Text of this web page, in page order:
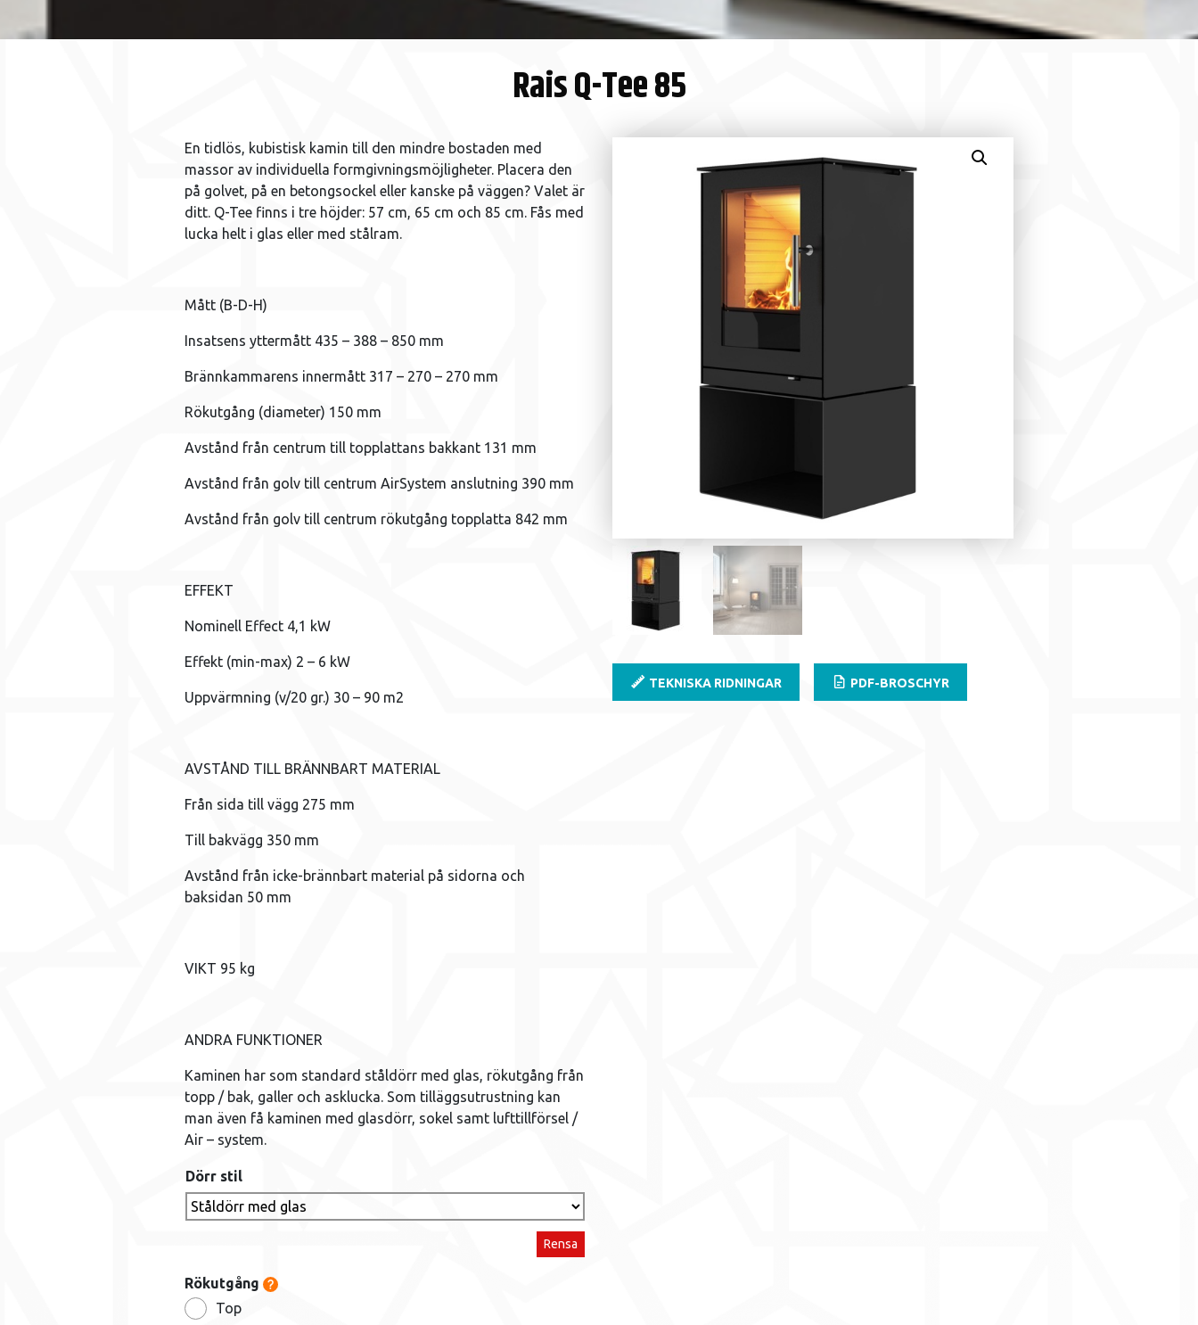
Rais Q-Tee 85
TEKNISKA RIDNINGAR PDF-BROSCHYR
En tidlös, kubistisk kamin till den mindre bostaden med
massor av individuella formgivningsmöjligheter. Placera den
på golvet, på en betongsockel eller kanske på väggen? Valet är
ditt. Q-Tee finns i tre höjder: 57 cm, 65 cm och 85 cm. Fås med
lucka helt i glas eller med stålram.
Mått (B-D-H)
Insatsens yttermått 435 – 388 – 850 mm
Brännkammarens innermått 317 – 270 – 270 mm
Rökutgång (diameter) 150 mm
Avstånd från centrum till topplattans bakkant 131 mm
Avstånd från golv till centrum AirSystem anslutning 390 mm
Avstånd från golv till centrum rökutgång topplatta 842 mm
EFFEKT
Nominell Effect 4,1 kW
Effekt (min-max) 2 – 6 kW
Uppvärmning (v/20 gr.) 30 – 90 m2
AVSTÅND TILL BRÄNNBART MATERIAL
Från sida till vägg 275 mm
Till bakvägg 350 mm
Avstånd från icke-brännbart material på sidorna och
baksidan 50 mm
VIKT 95 kg
ANDRA FUNKTIONER
Kaminen har som standard ståldörr med glas, rökutgång från
topp / bak, galler och asklucka. Som tilläggsutrustning kan
man även få kaminen med glasdörr, sokel samt lufttillförsel /
Air – system.
Dörr stil
Rensa
Rökutgång
Top